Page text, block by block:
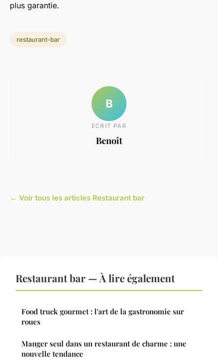
plus garantie.
restaurant-bar
B
ECRIT PAR
Benoît
← Voir tous les articles Restaurant bar
Restaurant bar — À lire également
Food truck gourmet : l'art de la gastronomie sur
roues
Manger seul dans un restaurant de charme : une
nouvelle tendance